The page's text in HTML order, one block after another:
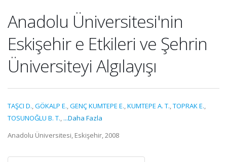
Anadolu Üniversitesi'nin
Eskişehir e Etkileri ve Şehrin
Üniversiteyi Algılayışı
TAŞCI D.,GÖKALP E.,GENÇ KUMTEPE E.,KUMTEPE A. T.,TOPRAK E.,
TOSUNOĞLU B. T., ...Daha Fazla
Anadolu Üniversitesi, Eskişehir, 2008